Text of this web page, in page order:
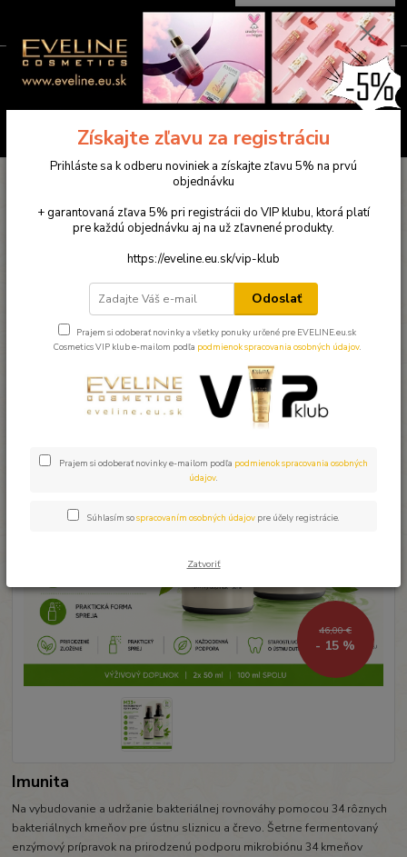
Menu
0ks
za 0,00 €
2x M33 Mikrobiotický ústny sprej po 50 ml (100
2x M33 Mikrobiotický ústny sprej
po 50 ml (100 ml spolu)
46,00 €
- 15 %
Imunita
Na vybudovanie a udržanie bakteriálnej rovnováhy pomocou 34 rôznych
bakteriálnych kmeňov pre ústnu sliznicu a črevo. Šetrne fermentovaný
enzýmový prípravok na prirodzenú podporu mikrobiónu 34 kmeňov
Získajte zľavu za registráciu
Prihláste sa k odberu noviniek a získajte zľavu 5% na prvú
objednávku
+ garantovaná zľava 5% pri registrácii do VIP klubu, ktorá platí
pre každú objednávku aj na už zľavnené produkty.
https://eveline.eu.sk/vip-klub
Odoslať
Prajem si odoberať novinky a všetky ponuky určené pre EVELINE.eu.sk
Cosmetics VIP klub e-mailom podľa podmienok spracovania osobných údajov.
Prajem si odoberať novinky e-mailom podľa podmienok spracovania osobných
údajov.
Súhlasím sospracovaním osobných údajov pre účely registrácie.
Zatvoriť